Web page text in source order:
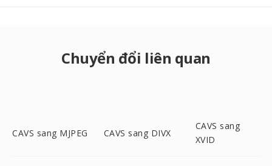
Chuyển đổi liên quan
CAVS sang MJPEG CAVS sang DIVX
CAVS sang
XVID